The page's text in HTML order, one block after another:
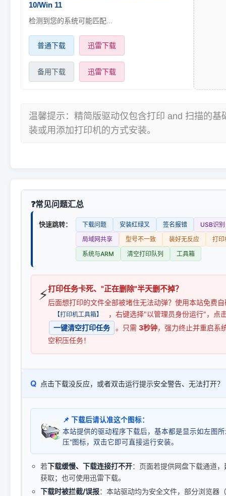
10/Win 11
检测到您的系统可能匹配...
普通下载 迅雷下载
备用下载 迅雷下载
温馨提示：精简版驱动仅包含打印 and 扫描的基
装或用添加打印机的方式安装。
常见问题汇总
快速跳转： 下载问题 安装红绿叉 签名报错
USB识别
局域网共享
型号不一致 装好无反应
打印
系统与ARM
清空打印队列 工具箱
⚡打印任务卡死、"正在删除"半天删不掉？
后面想打印的文件全部被堵住无法动弹？使用本站免费
【打印机工具箱】
，右键选择"以管理员身份运行"，点
一键清空打印任务
。只需 3秒钟，强力终止并重启系
空积压任务！
Q 点击下载没反应，或者双击运行提示安全警告、无法打开？
📌 下载后请认准这个图标：
本站提供的驱动程序下载后，基本都是显示如左图
压"图标，双击它即可直接运行安装。
若下载缓慢、下载连接打不开：页面若提供网盘下载通道
获取；也可使用迅雷下载。
下载时被拦截/误报：本站驱动均为安全文件，部分浏览器